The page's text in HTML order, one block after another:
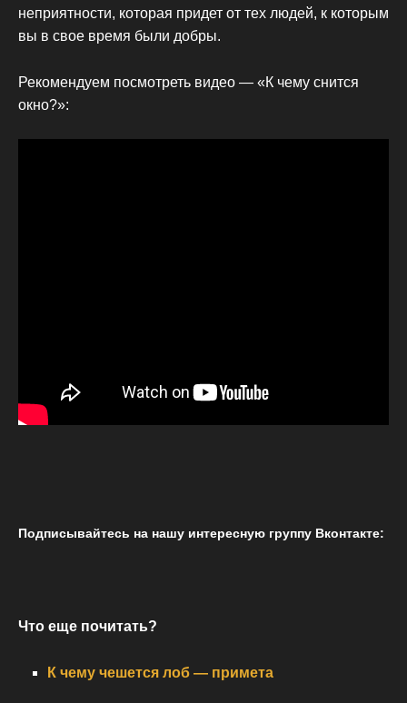
неприятности, которая придет от тех людей, к которым
вы в свое время были добры.
Рекомендуем посмотреть видео — «К чему снится
окно?»:
Подписывайтесь на нашу интересную группу Вконтакте:
Что еще почитать?
К чему чешется лоб — примета